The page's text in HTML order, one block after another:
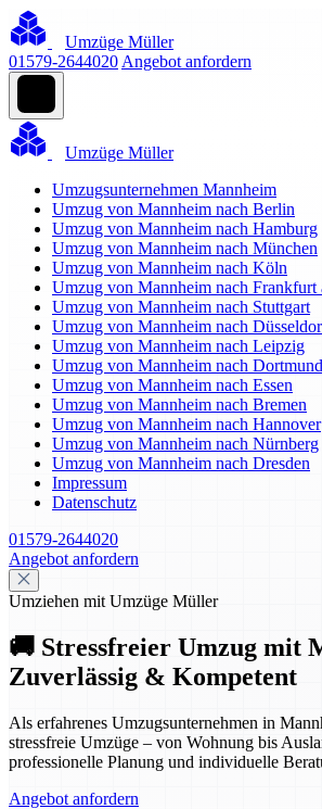
Umzüge Müller
01579-2644020 Angebot anfordern
Umzüge Müller
Umzugsunternehmen Mannheim
Umzug von Mannheim nach Berlin
Umzug von Mannheim nach Hamburg
Umzug von Mannheim nach München
Umzug von Mannheim nach Köln
Umzug von Mannheim nach Frankfurt
Umzug von Mannheim nach Stuttgart
Umzug von Mannheim nach
Umzug von Mannheim nach Leipzig
Umzug von Mannheim nach Dortmund
Umzug von Mannheim nach Essen
Umzug von Mannheim nach Bremen
Umzug von Mannheim nach Hannover
Umzug von Mannheim nach Nürnberg
Umzug von Mannheim nach Dresden
Impressum
Datenschutz
01579-2644020
Angebot anfordern
Umziehen mit Umzüge Müller
🚚 Stressfreier Umzug mit
Zuverlässig & Kompetent
Als erfahrenes Umzugsunternehmen in
stressfreie Umzüge – von Wohnung bis
professionelle Planung und individuelle
Angebot anfordern